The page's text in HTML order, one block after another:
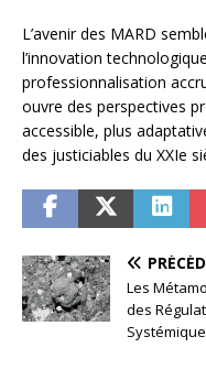
L’avenir des MARD
l’innovation
professionnalisation
ouvre des perspectives
accessible, plus
des justiciables du XXIe
Les
des